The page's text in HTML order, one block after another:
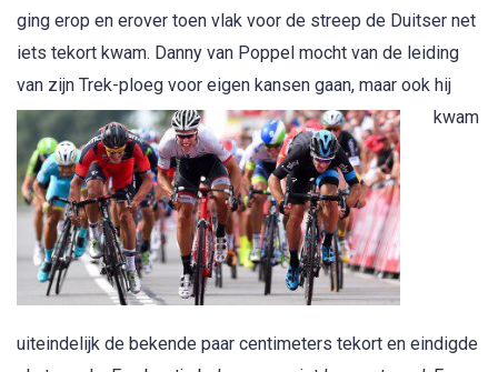
ging erop en erover toen vlak voor de streep de Duitser net
iets tekort kwam. Danny van Poppel mocht van de leiding
van zijn Trek-ploeg voor eigen kansen gaan, maar ook hij
kwam
uiteindelijk de bekende paar centimeters tekort en eindigde